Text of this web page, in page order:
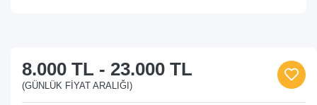
8.000 TL - 23.000 TL
(GÜNLÜK FIYAT ARALIĞI)